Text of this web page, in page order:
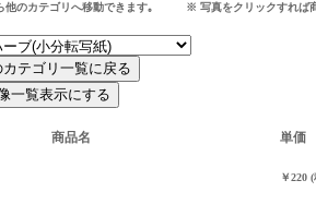
他のカテゴリへ移動できます｡ ※ 写真をクリックすれば商
商品名 単価
￥220